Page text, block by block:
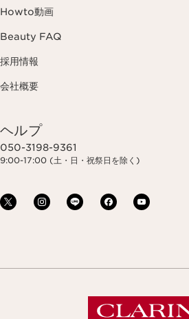
Howto動画
Beauty FAQ
採用情報
会社概要
ヘルプ
050-3198-9361
9:00-17:00 (土・日・祝祭日を除く)